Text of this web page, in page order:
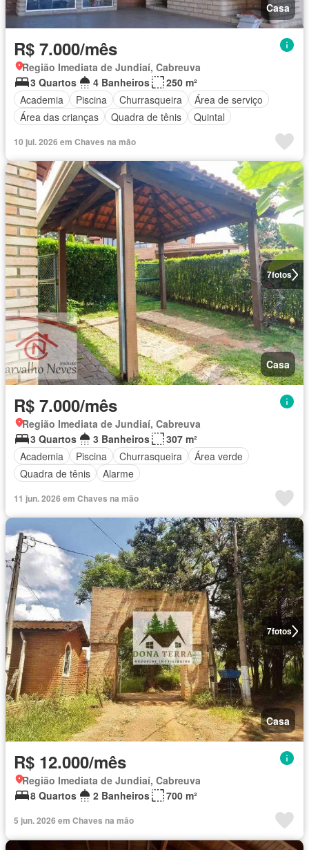
Casa
R$ 7.000/mês
Região Imediata de Jundiaí, Cabreuva
3 Quartos
4 Banheiros
250 m²
Academia
Piscina Churrasqueira
Área de serviço
Área das crianças
Quadra de tênis Quintal
10 jul. 2026 em Chaves na mão
7fotos
Casa
R$ 7.000/mês
Região Imediata de Jundiaí, Cabreuva
3 Quartos
3 Banheiros
307 m²
Academia
Piscina Churrasqueira
Área verde
Quadra de tênis
Alarme
11 jun. 2026 em Chaves na mão
7fotos
Casa
R$ 12.000/mês
Região Imediata de Jundiaí, Cabreuva
8 Quartos
2 Banheiros 700 m²
5 jun. 2026 em Chaves na mão